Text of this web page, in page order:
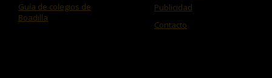
Guía de colegios de
Boadilla
Publicidad
Contacto